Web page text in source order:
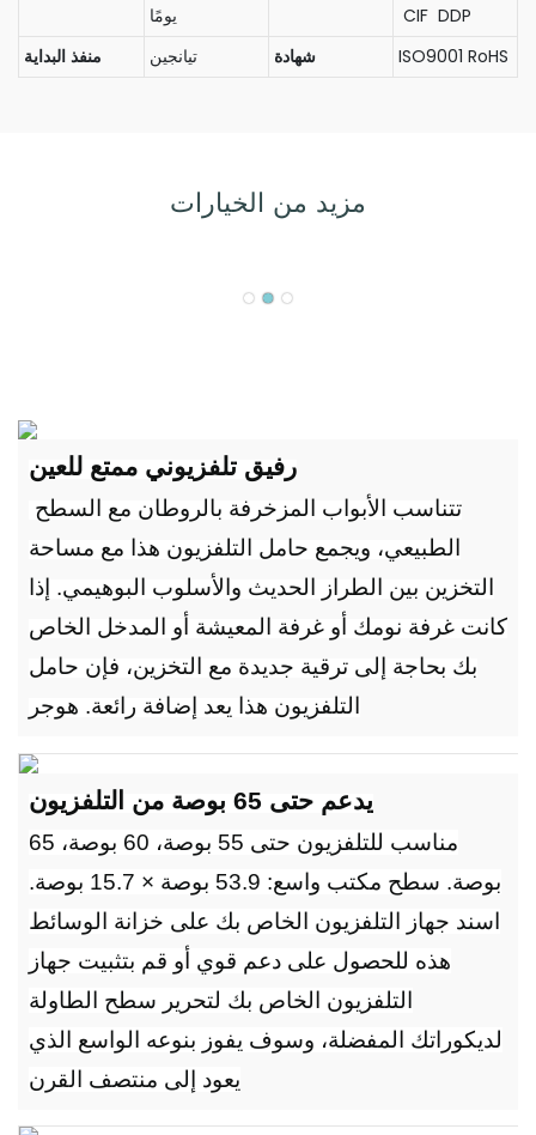
يومًا
CIF DDP
منفذ البداية
تيانجين شهادة ISO9001 RoHS
مزيد من الخيارات
رفيق تلفزيوني ممتع للعين
الطبيعي، ويجمع حامل التلفزيون هذا مع مساحة
التخزين بين الطراز الحديث والأسلوب البوهيمي. إذا
كانت غرفة نومك أو غرفة المعيشة أو المدخل الخاص
بك بحاجة إلى ترقية جديدة مع التخزين، فإن حامل
التلفزيون هذا يعد إضافة رائعة. هوجر
يدعم حتى 65 بوصة من التلفزيون
مناسب للتلفزيون حتى 55 بوصة، 60 بوصة، 65
بوصة. سطح مكتب واسع: 53.9 بوصة × 15.7 بوصة.
اسند جهاز التلفزيون الخاص بك على خزانة الوسائط
هذه للحصول على دعم قوي أو قم بتثبيت جهاز
التلفزيون الخاص بك لتحرير سطح الطاولة
لديكوراتك المفضلة، وسوف يفوز بنوعه الواسع الذي
يعود إلى منتصف القرن